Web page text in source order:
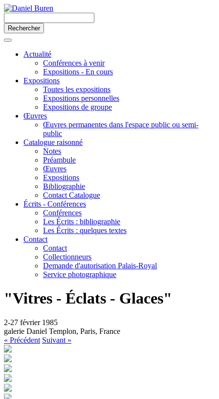
Actualité
Conférences à venir
Expositions - En cours
Expositions
Toutes les expositions
Expositions personnelles
Expositions de groupe
Œuvres
Œuvres permanentes dans l'espace public ou semi-
public
Catalogue raisonné
Notes
Préambule
Œuvres
Expositions
Bibliographie
Contact Catalogue
Écrits - Conférences
Conférences
Les Écrits : bibliographie
Les Écrits : quelques textes
Contact
Contact
Collectionneurs
Demande d'autorisation Palais-Royal
Service photographique
"Vitres - Éclats - Glaces"
2-27 février 1985
galerie Daniel Templon, Paris, France
« Précédent Suivant »